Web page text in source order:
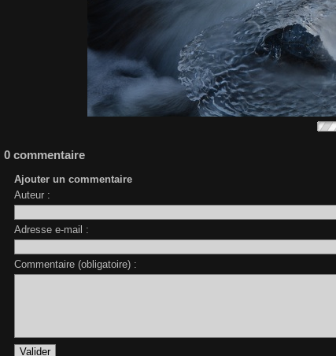
0 commentaire
Ajouter un commentaire
Auteur :
Adresse e-mail :
Commentaire (obligatoire) :